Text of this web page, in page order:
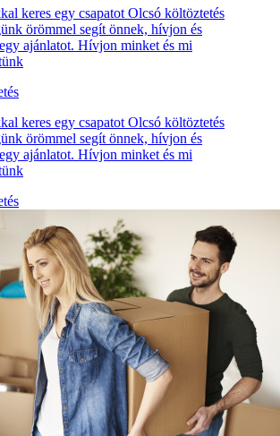
keres egy csapatot Olcsó költöztetés
örömmel segít önnek, hívjon és
ajánlatot. Hívjon minket és mi
keres egy csapatot Olcsó költöztetés
örömmel segít önnek, hívjon és
ajánlatot. Hívjon minket és mi